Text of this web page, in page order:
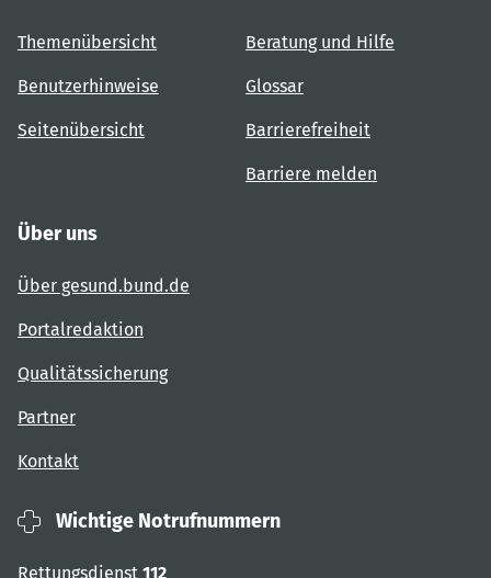
Themenübersicht
Benutzerhinweise
Seitenübersicht
Beratung und Hilfe
Glossar
Barrierefreiheit
Barriere melden
Über uns
Über gesund.bund.de
Portalredaktion
Qualitätssicherung
Partner
Kontakt
Wichtige Notrufnummern
Rettungsdienst 112